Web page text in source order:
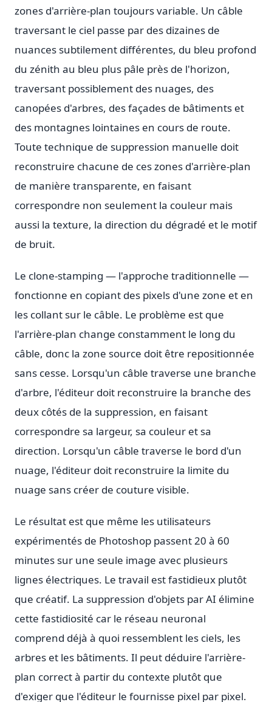
zones d'arrière-plan toujours variable. Un câble
traversant le ciel passe par des dizaines de
nuances subtilement différentes, du bleu profond
du zénith au bleu plus pâle près de l'horizon,
traversant possiblement des nuages, des
canopées d'arbres, des façades de bâtiments et
des montagnes lointaines en cours de route.
Toute technique de suppression manuelle doit
reconstruire chacune de ces zones d'arrière-plan
de manière transparente, en faisant
correspondre non seulement la couleur mais
aussi la texture, la direction du dégradé et le motif
de bruit.
Le clone-stamping — l'approche traditionnelle —
fonctionne en copiant des pixels d'une zone et en
les collant sur le câble. Le problème est que
l'arrière-plan change constamment le long du
câble, donc la zone source doit être repositionnée
sans cesse. Lorsqu'un câble traverse une branche
d'arbre, l'éditeur doit reconstruire la branche des
deux côtés de la suppression, en faisant
correspondre sa largeur, sa couleur et sa
direction. Lorsqu'un câble traverse le bord d'un
nuage, l'éditeur doit reconstruire la limite du
nuage sans créer de couture visible.
Le résultat est que même les utilisateurs
expérimentés de Photoshop passent 20 à 60
minutes sur une seule image avec plusieurs
lignes électriques. Le travail est fastidieux plutôt
que créatif. La suppression d'objets par AI élimine
cette fastidiosité car le réseau neuronal
comprend déjà à quoi ressemblent les ciels, les
arbres et les bâtiments. Il peut déduire l'arrière-
plan correct à partir du contexte plutôt que
d'exiger que l'éditeur le fournisse pixel par pixel.